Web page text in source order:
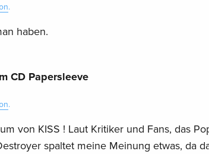
.
haben.
CD Papersleeve
.
von KISS ! Laut Kritiker und Fans, das
spaltet meine Meinung etwas, da